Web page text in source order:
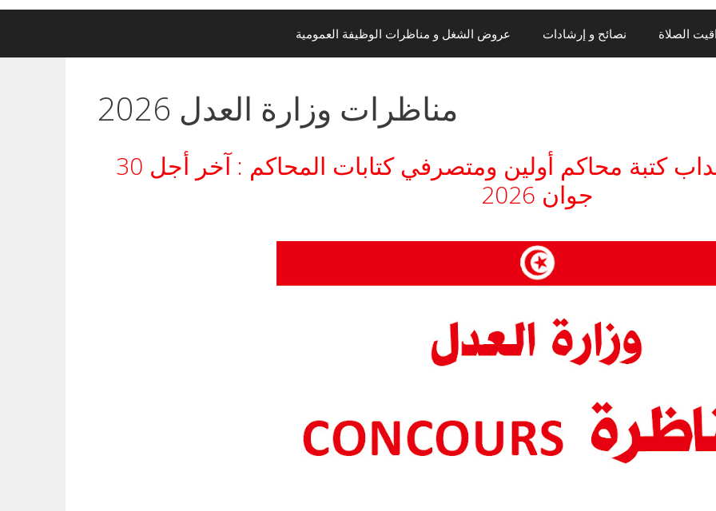
عروض الشغل و مناظرات الوظيفة العمومية نصائح و إرشادات الصلاة
مناظرات وزارة العدل 2026
مناظرات وزارة العدل لانتداب كتبة محاكم أولين ومتصرفي كتابات المحاكم : آخر أجل 30
جوان 2026